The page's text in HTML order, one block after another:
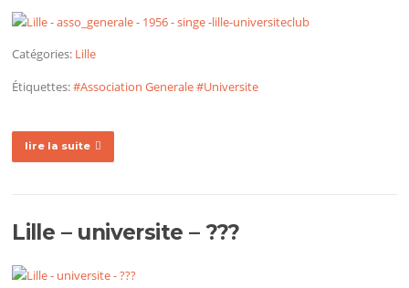
Catégories: Lille
Étiquettes:#Association Generale#Universite
lire la suite
Lille – universite – ???